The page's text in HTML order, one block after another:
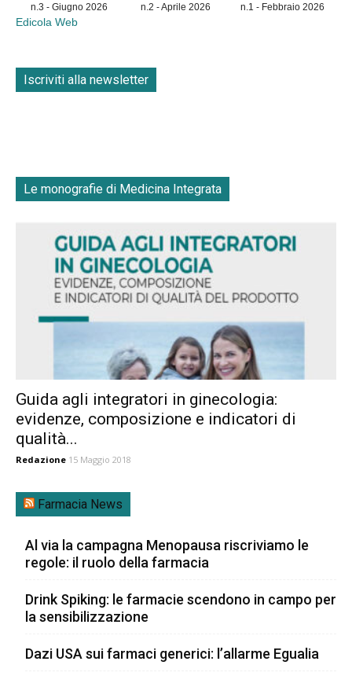
n.3 - Giugno 2026 n.2 - Aprile 2026 n.1 - Febbraio 2026
Edicola Web
Iscriviti alla newsletter
Le monografie di Medicina Integrata
Guida agli integratori in ginecologia:
evidenze, composizione e indicatori di
qualità...
Redazione 15 Maggio 2018
Farmacia News
Al via la campagna Menopausa riscriviamo le
regole: il ruolo della farmacia
Drink Spiking: le farmacie scendono in campo per
la sensibilizzazione
Dazi USA sui farmaci generici: l’allarme Egualia